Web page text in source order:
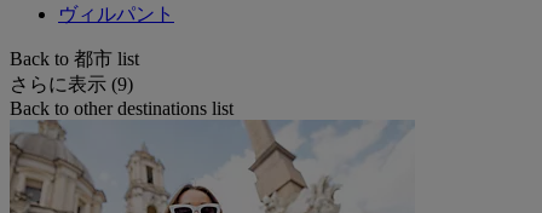
ヴィルパント
Back to 都市 list
さらに表示 (9)
Back to other destinations list